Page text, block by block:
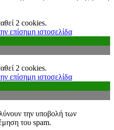
2 cookies.
επίσημη ιστοσελίδα
2 cookies.
επίσημη ιστοσελίδα
την υποβολή των
του spam.